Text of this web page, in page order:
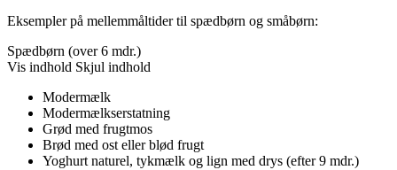
Eksempler på mellemmåltider til spædbørn og småbørn:
Spædbørn (over 6 mdr.)
Vis indhold Skjul indhold
Modermælk
Modermælkserstatning
Grød med frugtmos
Brød med ost eller blød frugt
Yoghurt naturel, tykmælk og lign med drys (efter 9 mdr.)